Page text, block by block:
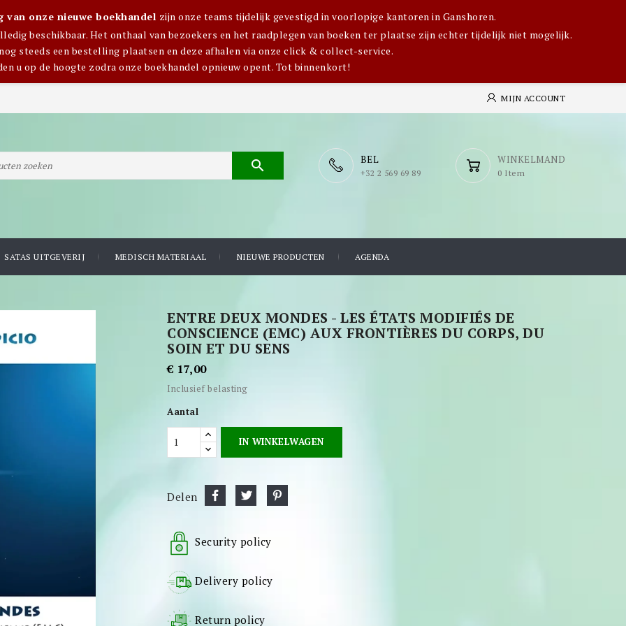
onze nieuwe boekhandel zijn onze teams tijdelijk gevestigd in voorlopige kantoren in Ganshoren.
beschikbaar. Het onthaal van bezoekers en het raadplegen van boeken ter plaatse zijn echter tijdelijk niet mogelijk.
steeds een bestelling plaatsen en deze afhalen via onze click & collect-service.
u op de hoogte zodra onze boekhandel opnieuw opent. Tot binnenkort!
MIJN ACCOUNT
WINKELMAND
0 Item
BEL
​+32 2 569 69 89

SATAS UITGEVERIJ MEDISCH MATERIAAL NIEUWE PRODUCTEN AGENDA
ENTRE DEUX MONDES - LES ÉTATS MODIFIÉS DE
CONSCIENCE (EMC) AUX FRONTIÈRES DU CORPS, DU
SOIN ET DU SENS
€ 17,00
Inclusief belasting
Aantal
IN WINKELWAGEN
Delen
Security policy
Delivery policy
Return policy